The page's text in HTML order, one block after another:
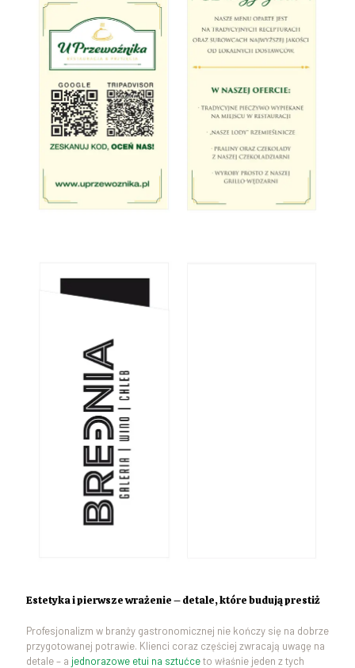
Estetyka i pierwsze wrażenie – detale, które budują prestiż
Profesjonalizm w branży gastronomicznej nie kończy się na dobrze
przygotowanej potrawie. Klienci coraz częściej zwracają uwagę na
detale – a jednorazowe etui na sztućceto właśnie jeden z tych